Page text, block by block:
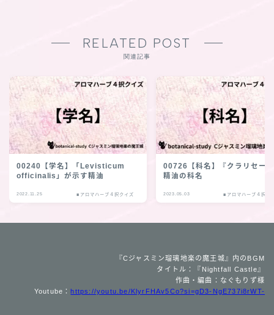
RELATED POST
関連記事
00240【学名】「Levisticum
officinalis」が示す精油
2022.11.25 ■アロマハーブ４択クイズ
00726【科名】『クラリセー
精油の科名
2023.05.03 ■アロマハーブ４択ク
『Cジャスミン瑠璃地楽の魔王城』内のBGM
タイトル：『Nightfall Castle』
作曲・編曲：なぐもりず様
Youtube：https://youtu.be/KlyrFHAv5Co?si=gD3-NgE737i8rWT-